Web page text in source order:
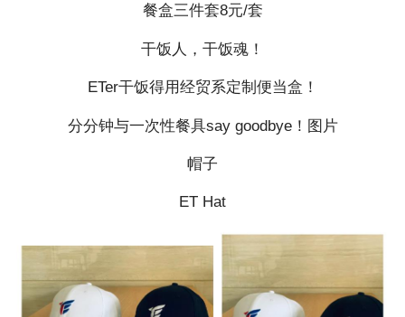
餐盒三件套8元/套
干饭人，干饭魂！
ETer干饭得用经贸系定制便当盒！
分分钟与一次性餐具say goodbye！图片
帽子
ET Hat